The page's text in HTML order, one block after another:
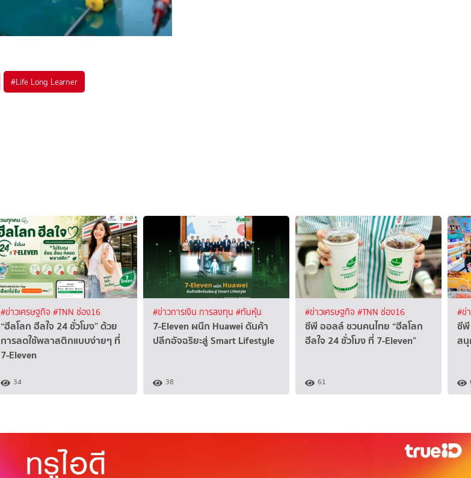
#Life Long Learner
#ข่าวเศรษฐกิจ #TNN ช่อง16
“ฮีลโลก ฮีลใจ 24 ชั่วโมง” ด้วย
การลดใช้พลาสติกแบบง่ายๆ ที่
7-Eleven
34
#ข่าวการเงิน การลงทุน #ทันหุ้น
7-Eleven ผนึก Huawei ดันค้า
ปลีกอัจฉริยะสู่ Smart Lifestyle
38
#ข่าวเศรษฐกิจ #TNN ช่อง16
ซีพี ออลล์ ชวนคนไทย “ฮีลโลก
ฮีลใจ 24 ชั่วโมง ที่ 7-Eleven”
61
#ข่
ซี
สนุ